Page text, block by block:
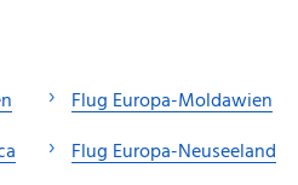
Flug Europa-Moldawien
Flug Europa-Neuseeland